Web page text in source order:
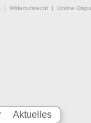
| Widerrufsrecht | Online
Aktuelles